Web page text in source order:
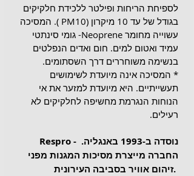
לספיחת הריחות ופילטר ללכידת חלקיקים
בגודל של עד 10 מיקרון (PM10 ). המסיכה
עשוייה מחומר Neoprene- גומי סינתטי
עמיד ואטום למים. חום ואדים הנפלטים
בנשימה משוחררים דרך השסתומים.
* המסיכה אינה מיועדת לשימושים
תעשייתיים. היא מיועדת למזער את אי
הנוחות הנגרמת מחשיפה לחלקיקים לא
רעילים.
Respro - נוסדה ב-1993 באנגליה.
החברה מייצרת מסיכות המגנות מפני
זיהום אוויר בסביבה העירונית.